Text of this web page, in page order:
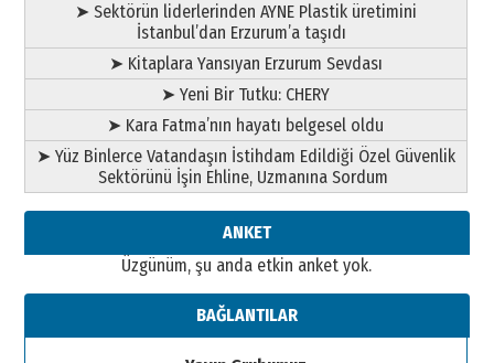
A. Berhan Yılmaz
BİR BÖLÜM DEĞİL, BİR ÖMÜR
SEÇİYORSUNUZ… “NEDEN
ATATÜRK ÜNİVERSİTESİ?”
28 Temmuz 2026 Salı
Ahmet Gökhan YAZICI
Ahmed Yesevi’den bir Alperen…
”Reisimiz” idi… Hakka yürüdü.!
26 Mart 2026 Perşembe
gönül adamı Faruk Terzioğlu!
Başkan Sekmen’den Erzurum’a
➤ Sektörün liderlerinden AYNE Plastik üretimini
İstanbul’dan Erzurum’a taşıdı
➤ Kitaplara Yansıyan Erzurum Sevdası
➤ Yeni Bir Tutku: CHERY
➤ Kara Fatma’nın hayatı belgesel oldu
➤ Yüz Binlerce Vatandaşın İstihdam Edildiği Özel Güvenlik
Sektörünü İşin Ehline, Uzmanına Sordum
ANKET
Üzgünüm, şu anda etkin anket yok.
BAĞLANTILAR